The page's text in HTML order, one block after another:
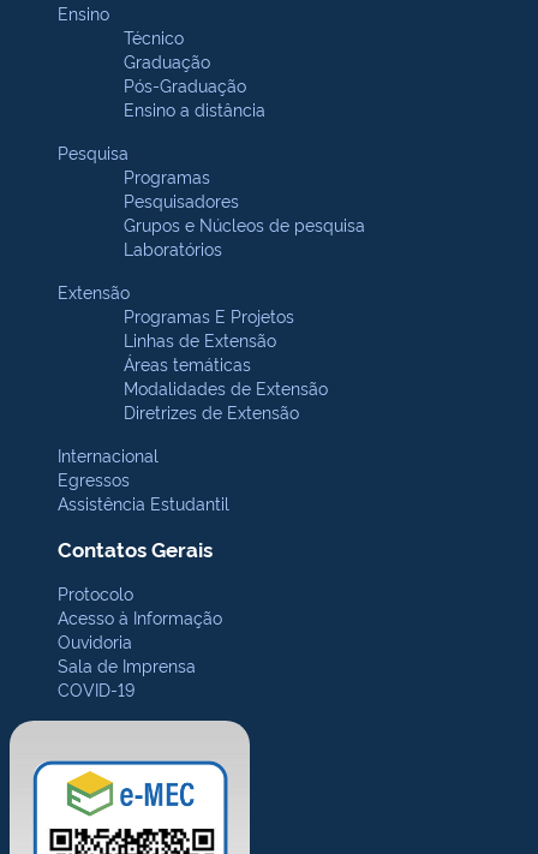
Ensino
Técnico
Graduação
Pós-Graduação
Ensino a distância
Pesquisa
Programas
Pesquisadores
Grupos e Núcleos de pesquisa
Laboratórios
Extensão
Programas E Projetos
Linhas de Extensão
Áreas temáticas
Modalidades de Extensão
Diretrizes de Extensão
Internacional
Egressos
Assistência Estudantil
Contatos Gerais
Protocolo
Acesso à Informação
Ouvidoria
Sala de Imprensa
COVID-19